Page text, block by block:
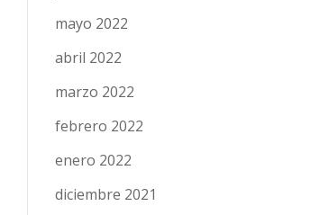
mayo 2022
abril 2022
marzo 2022
febrero 2022
enero 2022
diciembre 2021